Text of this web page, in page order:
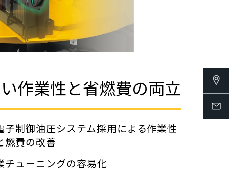
作業性と省燃費の両立
子制御油圧システム採用による作業性
燃費の改善
チューニングの容易化